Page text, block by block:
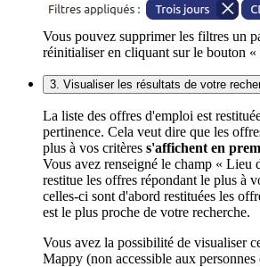
Vous pouvez supprimer les filtres un
réinitialiser en cliquant sur le bouton
3. Visualiser les résultats de votre
La liste des offres d'emploi est
pertinence. Cela veut dire que les
plus à vos critères s'affichent en
Vous avez renseigné le champ « Lieu
restitue les offres répondant le plus à
celles-ci sont d'abord restituées les
est le plus proche de votre recherche.
Vous avez la possibilité de visualiser
Mappy (non accessible aux personnes